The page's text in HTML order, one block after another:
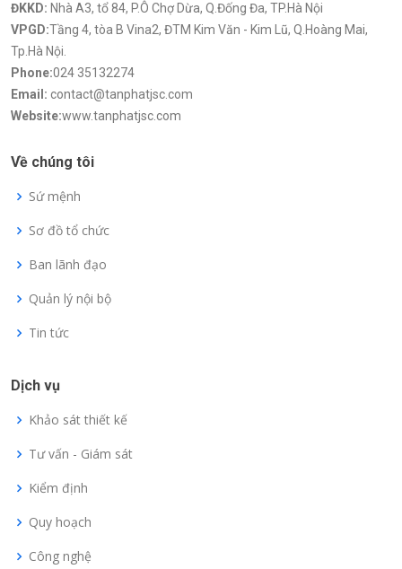
ĐKKD: Nhà A3, tổ 84, P.Ô Chợ Dừa, Q.Đống Đa, TP.Hà Nội
VPGD:Tầng 4, tòa B Vina2, ĐTM Kim Văn - Kim Lũ, Q.Hoàng Mai,
Tp.Hà Nội.
Phone:024 35132274
Email: contact@tanphatjsc.com
Website:www.tanphatjsc.com
Về chúng tôi
Sứ mệnh
Sơ đồ tổ chức
Ban lãnh đạo
Quản lý nội bộ
Tin tức
Dịch vụ
Khảo sát thiết kế
Tư vấn - Giám sát
Kiểm định
Quy hoạch
Công nghệ